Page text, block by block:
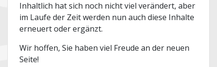
Inhaltlich hat sich noch nicht viel verändert, aber
im Laufe der Zeit werden nun auch diese Inhalte
erneuert oder ergänzt.
Wir hoffen, Sie haben viel Freude an der neuen
Seite!